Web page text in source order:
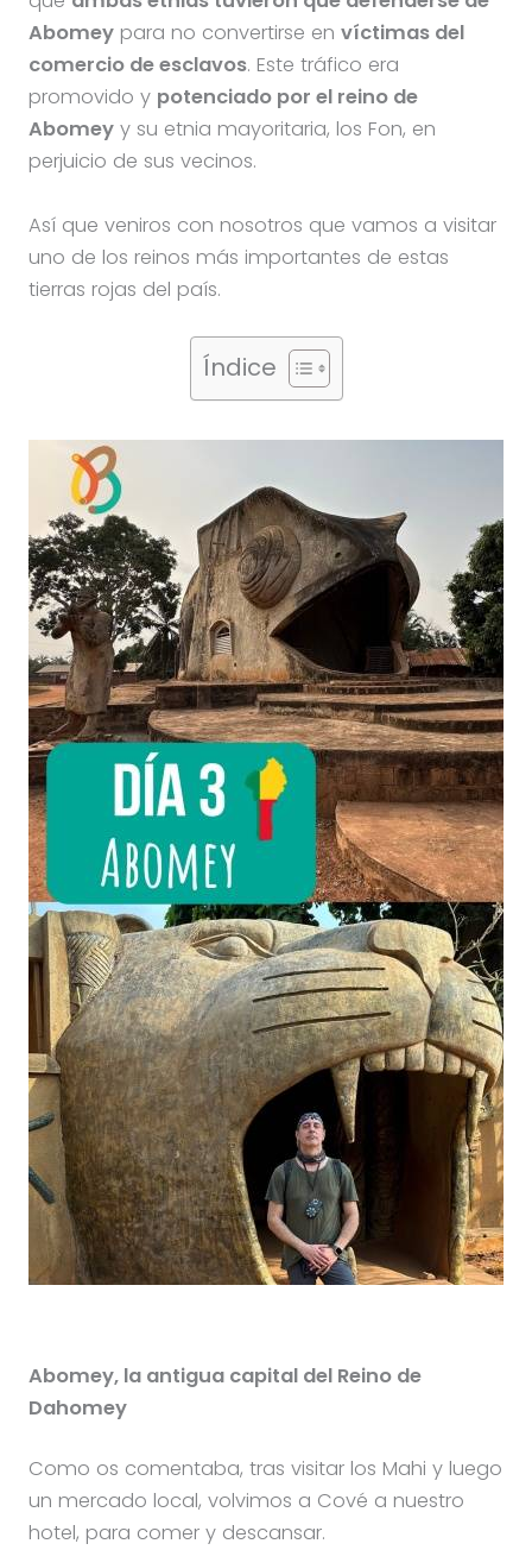
Abomeypara no convertirse en víctimas del
comercio de esclavos. Este tráfico era
promovido y potenciado por el reino de
Abomeyy su etnia mayoritaria, los Fon, en
perjuicio de sus vecinos.
Así que veniros con nosotros que vamos a visitar
uno de los reinos más importantes de estas
tierras rojas del país.
Índice
Abomey, la antigua capital del Reino de
Dahomey
Como os comentaba, tras visitar los Mahi y luego
un mercado local, volvimos a Cové a nuestro
hotel, para comer y descansar.